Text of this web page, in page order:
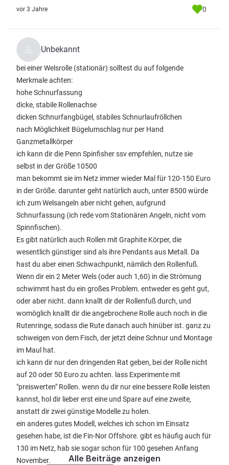
vor 3 Jahre 0
Unbekannt
bei einer Welsrolle (stationär) solltest du auf folgende
Merkmale achten:
hohe Schnurfassung
dicke, stabile Rollenachse
dicken Schnurfangbügel, stabiles Schnurlaufröllchen
nach Möglichkeit Bügelumschlag nur per Hand
Ganzmetallkörper
ich kann dir die Penn Spinfisher ssv empfehlen, nutze sie
selbst in der Größe 10500
man bekommt sie im Netz immer wieder Mal für 120-150 Euro
in der Größe. darunter geht natürlich auch, unter 8500 würde
ich zum Welsangeln aber nicht gehen, aufgrund
Schnurfassung (ich rede vom Stationären Angeln, nicht vom
Spinnfischen).
Es gibt natürlich auch Rollen mit Graphite Körper, die
wesentlich günstiger sind als ihre Pendants aus Metall. Da
hast du aber einen Schwachpunkt, nämlich den Rollenfuß.
Wenn dir ein 2 Meter Wels (oder auch 1,60) in die Strömung
schwimmt hast du ein großes Problem. entweder es geht gut,
oder aber nicht. dann knallt dir der Rollenfuß durch, und
womöglich knallt dir die angebrochene Rolle auch noch in die
Rutenringe, sodass die Rute danach auch hinüber ist. ganz zu
schweigen von dem Fisch, der jetzt deine Schnur und Montage
im Maul hat.
ich kann dir nur den dringenden Rat geben, bei der Rolle nicht
auf 20 oder 50 Euro zu achten. lass Experimente mit
"preiswerten" Rollen. wenn du dir nur eine bessere Rolle leisten
kannst, hol dir lieber erst eine und Spare auf eine zweite,
anstatt dir zwei günstige Modelle zu holen.
ein anderes gutes Modell, welches ich schon im Einsatz
gesehen habe, ist die Fin-Nor Offshore. gibt es häufig auch für
130 im Netz, hab sie sogar schon für 100 gesehen Anfang
November.
Alle Beiträge anzeigen